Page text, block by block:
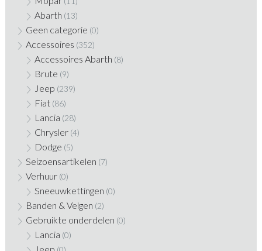
Abarth (13)
Geen categorie (0)
Accessoires (352)
Accessoires Abarth (8)
Brute (9)
Jeep (239)
Fiat (86)
Lancia (28)
Chrysler (4)
Dodge (5)
Seizoensartikelen (7)
Verhuur (0)
Sneeuwkettingen (0)
Banden & Velgen (2)
Gebruikte onderdelen (0)
Lancia (0)